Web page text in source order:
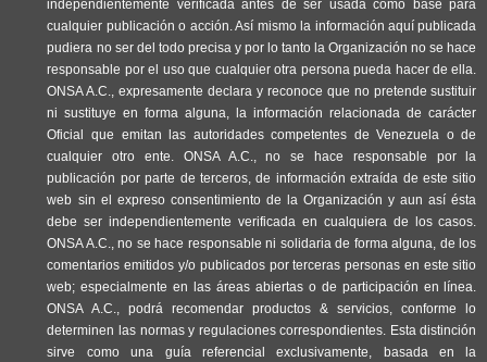
independientemente verificada antes de ser usada como base para
cualquier publicación o acción. Así mismo la información aquí publicada
pudiera no ser del todo precisa y por lo tanto la Organización no se hace
responsable por el uso que cualquier otra persona pueda hacer de ella.
ONSA A.C., expresamente declara y reconoce que no pretende sustituir
ni sustituye en forma alguna, la información relacionada de carácter
Oficial que emitan las autoridades competentes de Venezuela o de
cualquier otro ente. ONSA A.C., no se hace responsable por la
publicación por parte de terceros, de información extraída de este sitio
web sin el expreso consentimiento de la Organización y aun así ésta
debe ser independientemente verificada en cualquiera de los casos.
ONSA A.C., no se hace responsable ni solidaria de forma alguna, de los
comentarios emitidos y/o publicados por terceras personas en este sitio
web; especialmente en las áreas abiertas o de participación en línea.
ONSA A.C., podrá recomendar productos & servicios, conforme lo
determinen las normas y regulaciones correspondientes. Esta distinción
sirve como una guía referencial exclusivamente, basada en la